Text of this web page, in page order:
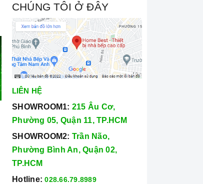
CHÚNG TÔI Ở ĐÂY
LIÊN HỆ
SHOWROOM1: 215 Âu Cơ,
Phường 05, Quận 11, TP.HCM
SHOWROOM2: Trần Não,
Phường Bình An, Quận 02,
TP.HCM
Hotline: 028.66.79.8989